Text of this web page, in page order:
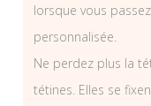
lorsque vous
personnalisée.
Ne perdez plus la
tétines. Elles se